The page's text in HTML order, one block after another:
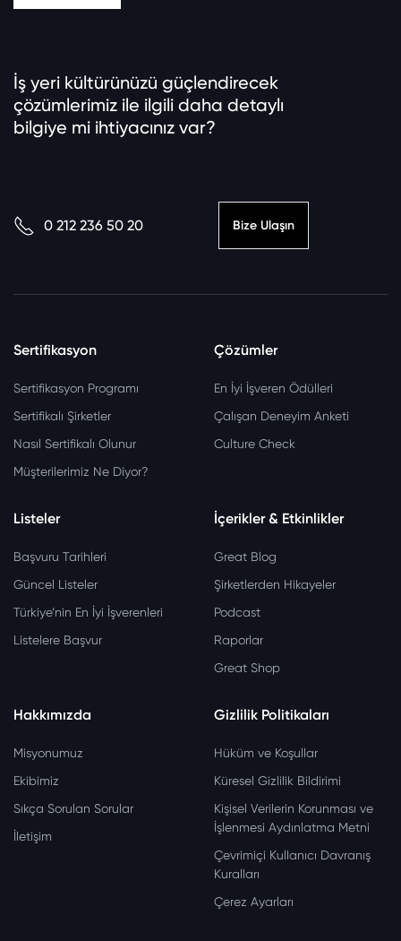
İş yeri kültürünüzü güçlendirecek
çözümlerimiz ile ilgili daha detaylı
bilgiye mi ihtiyacınız var?
0 212 236 50 20 Bize Ulaşın
Sertifikasyon
Sertifikasyon Programı
Sertifikalı Şirketler
Nasıl Sertifikalı Olunur
Müşterilerimiz Ne Diyor?
Çözümler
En İyi İşveren Ödülleri
Çalışan Deneyim Anketi
Culture Check
Listeler
Başvuru Tarihleri
Güncel Listeler
Türkiye’nin En İyi İşverenleri
Listelere Başvur
İçerikler & Etkinlikler
Great Blog
Şirketlerden Hikayeler
Podcast
Raporlar
Great Shop
Hakkımızda
Misyonumuz
Ekibimiz
Sıkça Sorulan Sorular
İletişim
Gizlilik Politikaları
Hüküm ve Koşullar
Küresel Gizlilik Bildirimi
Kişisel Verilerin Korunması ve
İşlenmesi Aydınlatma Metni
Çevrimiçi Kullanıcı Davranış
Kuralları
Çerez Ayarları